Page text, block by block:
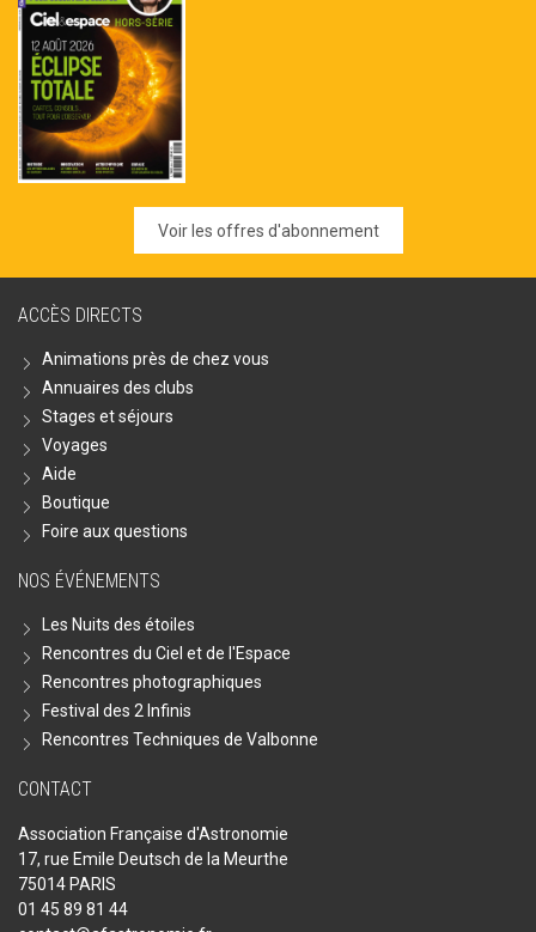
Voir les offres d'abonnement
ACCÈS DIRECTS
Animations près de chez vous
Annuaires des clubs
Stages et séjours
Voyages
Aide
Boutique
Foire aux questions
NOS ÉVÉNEMENTS
Les Nuits des étoiles
Rencontres du Ciel et de l'Espace
Rencontres photographiques
Festival des 2 Infinis
Rencontres Techniques de Valbonne
CONTACT
Association Française d'Astronomie
17, rue Emile Deutsch de la Meurthe
75014 PARIS
01 45 89 81 44